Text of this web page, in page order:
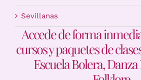
Sevillanas
Accede de forma
cursos y paquetes de
Escuela Bolera, Danza